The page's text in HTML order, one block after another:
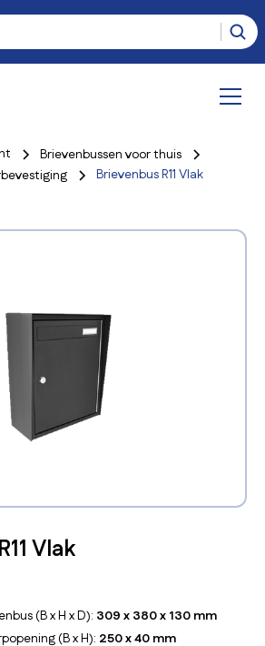
Brievenbussen voor thuis
Brievenbus R11 Vlak
Vlak
(B x H x D): 309 x 380 x 130 mm
(B x H): 250 x 40 mm